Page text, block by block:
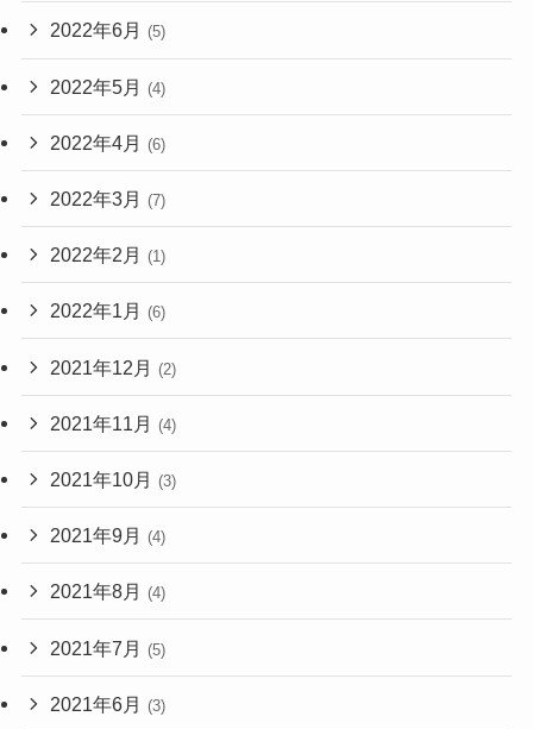
2022年6月 (5)
2022年5月 (4)
2022年4月 (6)
2022年3月 (7)
2022年2月 (1)
2022年1月 (6)
2021年12月 (2)
2021年11月 (4)
2021年10月 (3)
2021年9月 (4)
2021年8月 (4)
2021年7月 (5)
2021年6月 (3)